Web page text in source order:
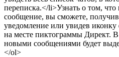
переписка.</li>Узнать о том, что
сообщение, вы сможете,
уведомление или увидев
на месте пиктограммы Директ.
новыми сообщениями будет
</ol>